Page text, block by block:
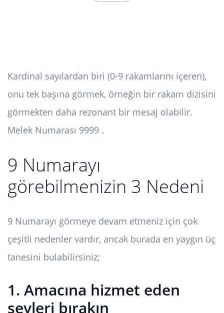
Kardinal sayılardan biri (0-9 rakamlarını içeren),
onu tek başına görmek, örneğin bir rakam dizisini
görmekten daha rezonant bir mesaj olabilir.
Melek Numarası 9999 .
9 Numarayı
görebilmenizin 3 Nedeni
9 Numarayı görmeye devam etmeniz için çok
çeşitli nedenler vardır, ancak burada en yaygın üç
tanesini bulabilirsiniz;
1. Amacına hizmet eden
şeyleri bırakın